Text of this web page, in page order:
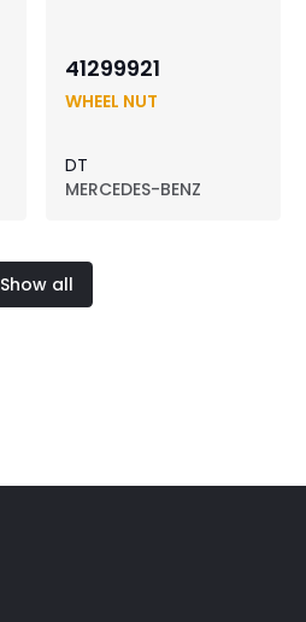
41299921
WHEEL NUT
DT
MERCEDES-BENZ
Show all